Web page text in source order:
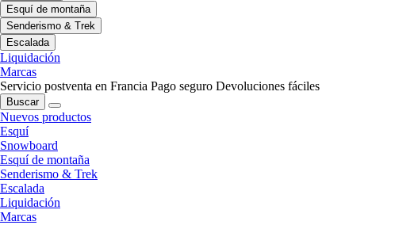
Esquí de montaña
Senderismo & Trek
Escalada
Liquidación
Marcas
Servicio postventa en Francia Pago seguro Devoluciones fáciles
Buscar
Nuevos productos
Esquí
Snowboard
Esquí de montaña
Senderismo & Trek
Escalada
Liquidación
Marcas